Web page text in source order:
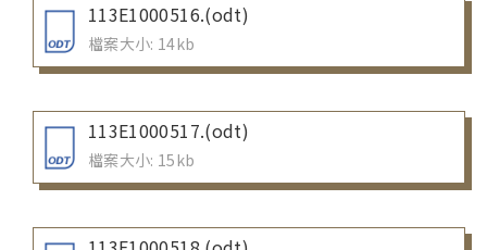
113E1000516.(odt)
檔案大小: 14kb
113E1000517.(odt)
檔案大小: 15kb